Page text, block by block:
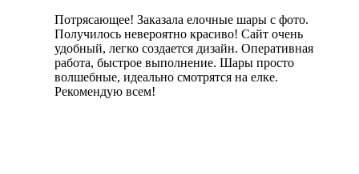
Потрясающее! Заказала елочные шары с фото.
Получилось невероятно красиво! Сайт очень
удобный, легко создается дизайн. Оперативная
работа, быстрое выполнение. Шары просто
волшебные, идеально смотрятся на елке.
Рекомендую всем!